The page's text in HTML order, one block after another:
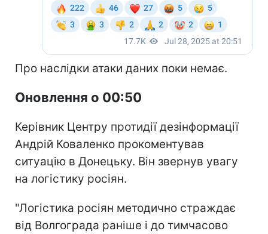
Про наслідки атаки даних поки немає.
Оновлення о 00:50
Керівник Центру протидії дезінформації
Андрій Коваленко прокоментував
ситуацію в Донецьку. Він звернув увагу
на логістику росіян.
"Логістика росіян методично страждає
від Волгограда раніше і до тимчасово